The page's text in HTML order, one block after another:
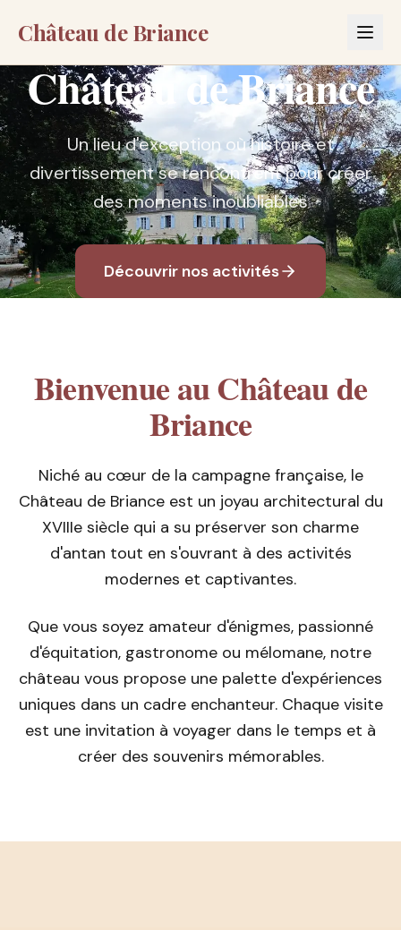
Château de Briance
Château de Briance
Un lieu d'exception où histoire et
divertissement se rencontrent pour créer
des moments inoubliables
Découvrir nos activités
Bienvenue au Château de
Briance
Niché au cœur de la campagne française, le
Château de Briance est un joyau architectural du
XVIIIe siècle qui a su préserver son charme
d'antan tout en s'ouvrant à des activités
modernes et captivantes.
Que vous soyez amateur d'énigmes, passionné
d'équitation, gastronome ou mélomane, notre
château vous propose une palette d'expériences
uniques dans un cadre enchanteur. Chaque visite
est une invitation à voyager dans le temps et à
créer des souvenirs mémorables.